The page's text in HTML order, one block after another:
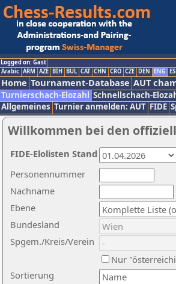
Logged on: Gast
Arabic ARM AZE BIH BUL CAT CHN CRO CZE DEN ENG
Home Tournament-Database AUT
Turnierschach-Elozahl Schnellschach-
Allgemeines Turnier anmelden: AUT FIDE
Willkommen bei den
Nachname
Ebene
Sortierung
Personennummer
Bundesland
Spgem./Kreis/Verein
Nur
FIDE-Elolisten Stand